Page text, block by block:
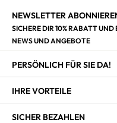
NEWSLETTER
SICHERE DIR 10% RABATT
NEWS UND ANGEBOTE
PERSÖNLICH FÜR SIE DA!
IHRE VORTEILE
SICHER BEZAHLEN